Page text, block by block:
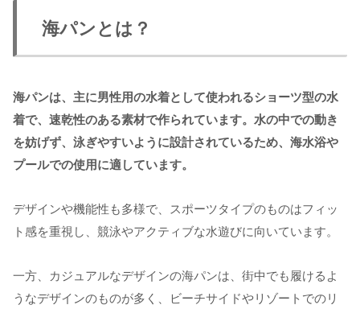
海パンとは？
海パンは、主に男性用の水着として使われるショーツ型の水
着で、速乾性のある素材で作られています。水の中での動き
を妨げず、泳ぎやすいように設計されているため、海水浴や
プールでの使用に適しています。
デザインや機能性も多様で、スポーツタイプのものはフィッ
ト感を重視し、競泳やアクティブな水遊びに向いています。
一方、カジュアルなデザインの海パンは、街中でも履けるよ
うなデザインのものが多く、ビーチサイドやリゾートでのリ